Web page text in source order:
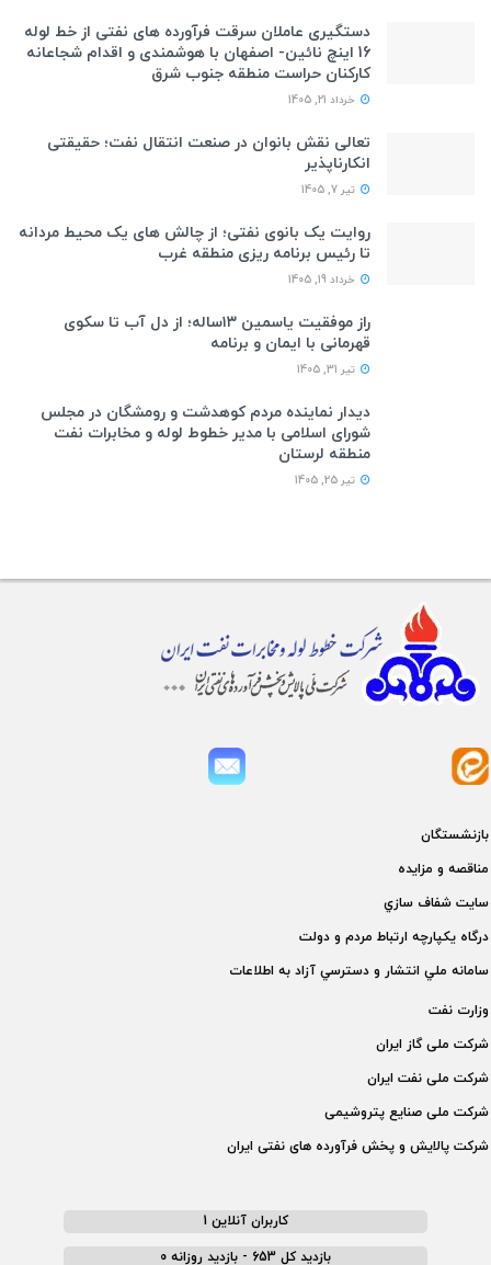
دستگیری عاملان سرقت فرآورده های نفتی از خط لوله
16 اینچ نائین- اصفهان با هوشمندی و اقدام شجاعانه
کارکنان حراست منطقه جنوب شرق
خرداد 21, 1405
تعالی نقش بانوان در صنعت انتقال نفت؛ حقیقتی
انکارناپذیر
تیر 7, 1405
روایت یک بانوی نفتی؛ از چالش های یک محیط مردانه
تا رئیس برنامه ریزی منطقه غرب
خرداد 19, 1405
راز موفقیت یاسمین ۱۳ساله؛ از دل آب تا سکوی
قهرمانی با ایمان و برنامه
تیر 31, 1405
دیدار نماینده مردم کوهدشت و رومشگان در مجلس
شورای اسلامی با مدیر خطوط لوله و مخابرات نفت
منطقه لرستان
تیر 25, 1405
بازنشستگان
مناقصه و مزايده
سايت شفاف سازي
درگاه يكپارچه ارتباط مردم و دولت
سامانه ملي انتشار و دسترسي آزاد به اطلاعات
وزارت نفت
شركت ملی گاز ايران
شركت ملی نفت ايران
شركت ملی صنايع پتروشيمی
شركت پالايش و پخش فرآورده های نفتی ايران
کاربران آنلاین 1
بازدید کل 653 - بازدید روزانه 0